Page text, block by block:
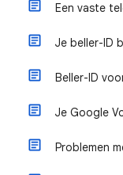
Een vaste
Je beller-ID
Beller-ID
Je Google
Problemen